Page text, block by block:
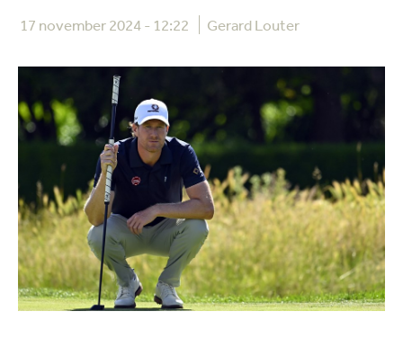
Details tonen
Aanpassen
17 november 2024 - 12:22 Gerard Louter